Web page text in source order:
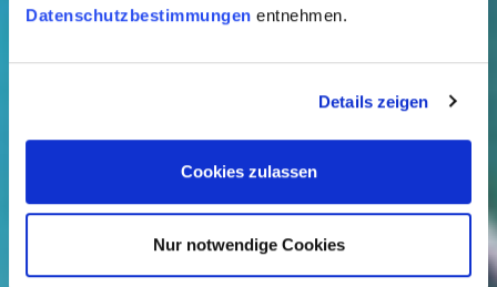
Datenschutzbestimmungen entnehmen.
Details zeigen
Cookies zulassen
Nur notwendige Cookies